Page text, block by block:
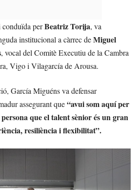
conduïda perBeatriz Torija, va
institucional a càrrec deMiguel
, vocal del Comitè Executiu de la Cambra
Vigo i Vilagarcía de Arousa.
García Miguéns va defensar
assegurant que“avui som aquí per
que el talent sènior és un gran
resiliència i flexibilitat”.